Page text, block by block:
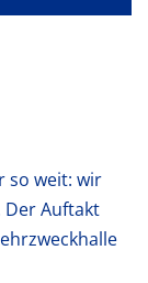
so weit: wir
Der Auftakt